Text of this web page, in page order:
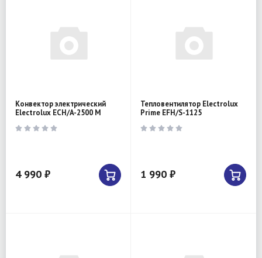
Конвектор электрический
Electrolux ECH/A-2500 M
4 990 ₽
Тепловентилятор Electrolux
Prime EFH/S-1125
1 990 ₽